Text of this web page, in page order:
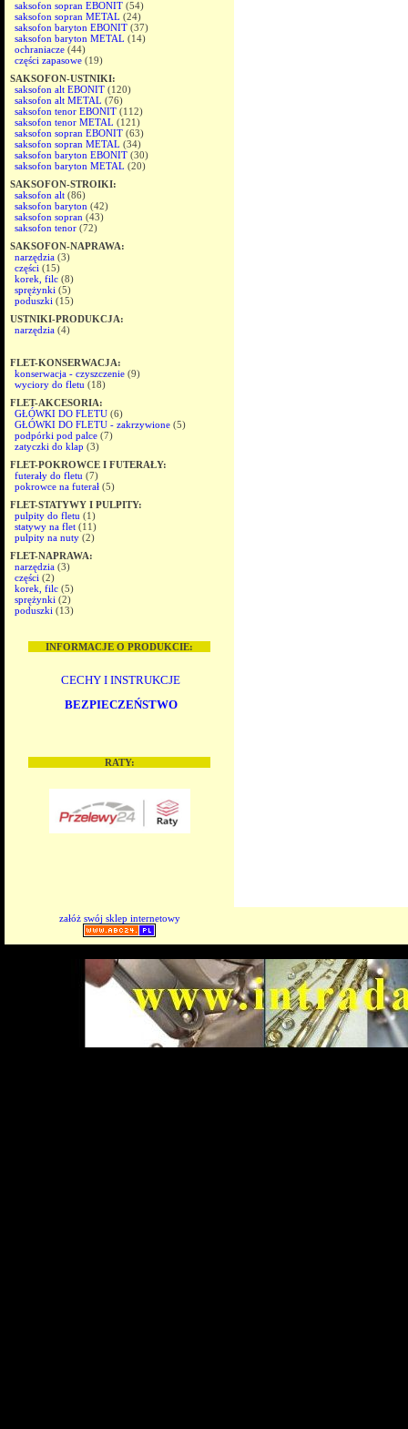
saksofon sopran EBONIT (54)
saksofon sopran METAL (24)
saksofon baryton EBONIT (37)
saksofon baryton METAL (14)
ochraniacze (44)
części zapasowe (19)
SAKSOFON-USTNIKI:
saksofon alt EBONIT (120)
saksofon alt METAL (76)
saksofon tenor EBONIT (112)
saksofon tenor METAL (121)
saksofon sopran EBONIT (63)
saksofon sopran METAL (34)
saksofon baryton EBONIT (30)
saksofon baryton METAL (20)
SAKSOFON-STROIKI:
saksofon alt (86)
saksofon baryton (42)
saksofon sopran (43)
saksofon tenor (72)
SAKSOFON-NAPRAWA:
narzędzia (3)
części (15)
korek, filc (8)
sprężynki (5)
poduszki (15)
USTNIKI-PRODUKCJA:
narzędzia (4)
FLET-KONSERWACJA:
konserwacja - czyszczenie (9)
wyciory do fletu (18)
FLET-AKCESORIA:
GŁÓWKI DO FLETU (6)
GŁÓWKI DO FLETU - zakrzywione (5)
podpórki pod palce (7)
zatyczki do klap (3)
FLET-POKROWCE I FUTERAŁY:
futerały do fletu (7)
pokrowce na futerał (5)
FLET-STATYWY I PULPITY:
pulpity do fletu (1)
statywy na flet (11)
pulpity na nuty (2)
FLET-NAPRAWA:
narzędzia (3)
części (2)
korek, filc (5)
sprężynki (2)
poduszki (13)
INFORMACJE O PRODUKCIE:
CECHY I INSTRUKCJE
BEZPIECZEŃSTWO
RATY:
załóż swój sklep internetowy